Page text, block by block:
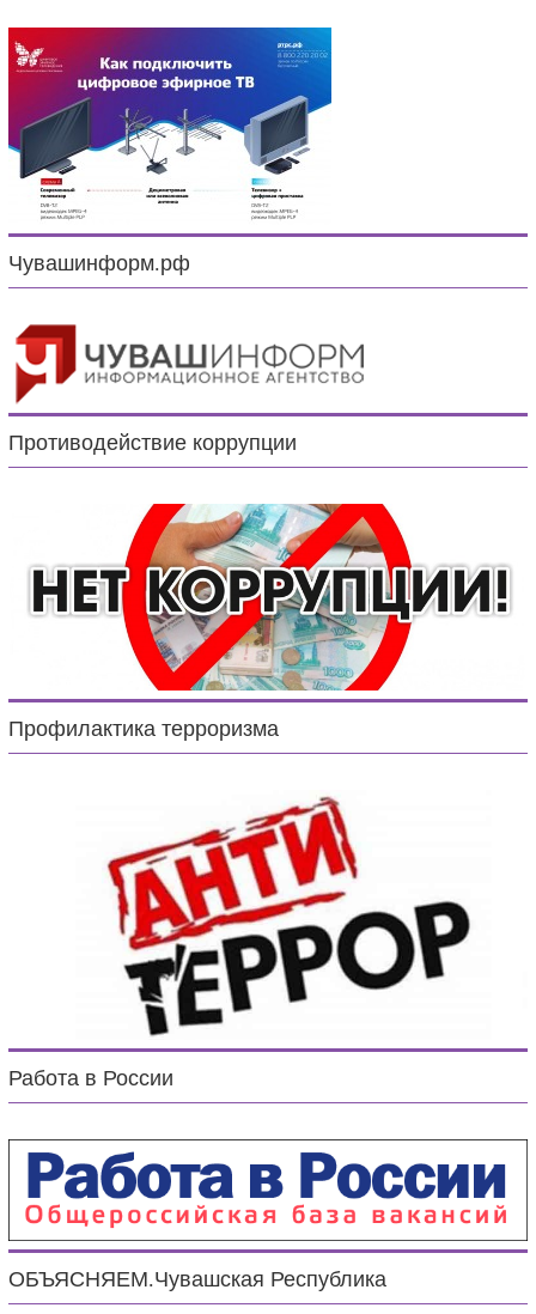
Чувашинформ.рф
Противодействие коррупции
Профилактика терроризма
Работа в России
ОБЪЯСНЯЕМ.Чувашская Республика